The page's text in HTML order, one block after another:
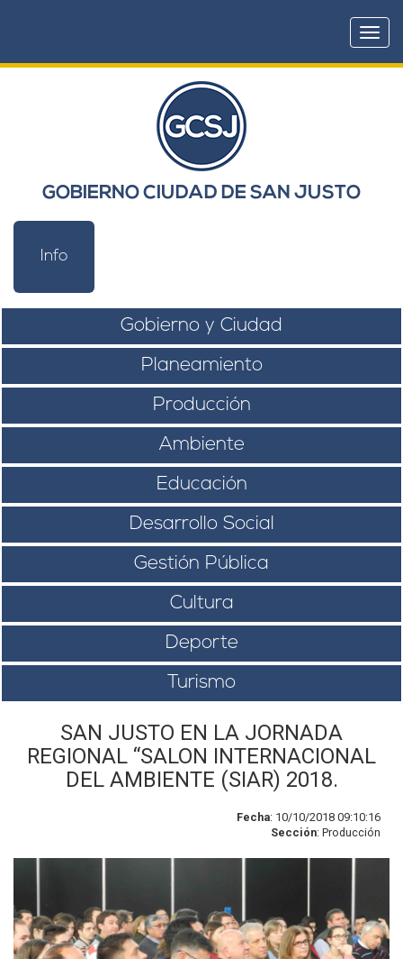
GOBIERNO CIUDAD DE SAN JUSTO
Info
Gobierno y Ciudad
Planeamiento
Producción
Ambiente
Educación
Desarrollo Social
Gestión Pública
Cultura
Deporte
Turismo
SAN JUSTO EN LA JORNADA
REGIONAL “SALON INTERNACIONAL
DEL AMBIENTE (SIAR) 2018.
Fecha: 10/10/2018 09:10:16
Sección: Producción